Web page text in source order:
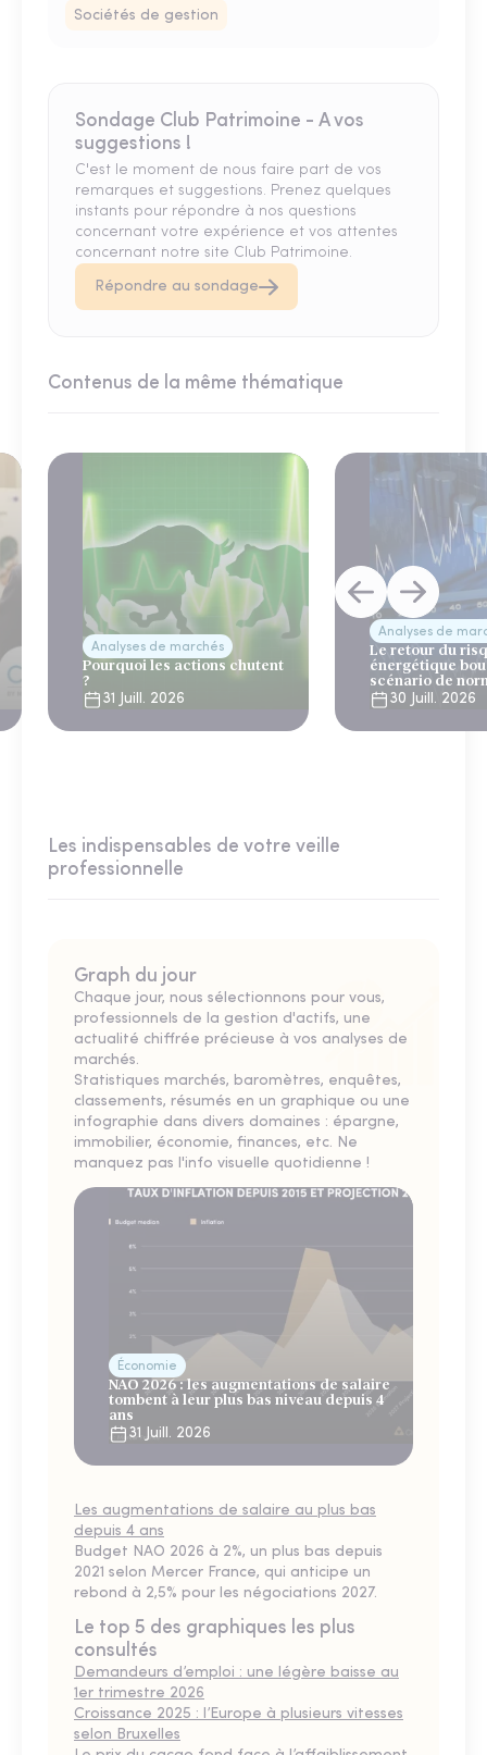
Sociétés de gestion
Sondage Club Patrimoine - A vos
suggestions !
C'est le moment de nous faire part de vos
remarques et suggestions. Prenez quelques
instants pour répondre à nos questions
concernant votre expérience et vos attentes
concernant notre site Club Patrimoine.
Répondre au sondage
Contenus de la même thématique
Analyses de marchés
Pourquoi les actions chutent
?
31 Juill. 2026
Analyses de
Le retour du
énergétique
scénario de
30 Juill. 2026
Les indispensables de votre veille
professionnelle
Graph du jour
Chaque jour, nous sélectionnons pour vous,
professionnels de la gestion d'actifs, une
actualité chiffrée précieuse à vos analyses de
marchés.
Statistiques marchés, baromètres, enquêtes,
classements, résumés en un graphique ou une
infographie dans divers domaines : épargne,
immobilier, économie, finances, etc. Ne
manquez pas l'info visuelle quotidienne !
Économie
NAO 2026 : les augmentations de salaire
tombent à leur plus bas niveau depuis 4
ans
31 Juill. 2026
Les augmentations de salaire au plus bas
depuis 4 ans
Budget NAO 2026 à 2%, un plus bas depuis
2021 selon Mercer France, qui anticipe un
rebond à 2,5% pour les négociations 2027.
Le top 5 des graphiques les plus
consultés
Demandeurs d’emploi : une légère baisse au
1er trimestre 2026
Croissance 2025 : l’Europe à plusieurs vitesses
selon Bruxelles